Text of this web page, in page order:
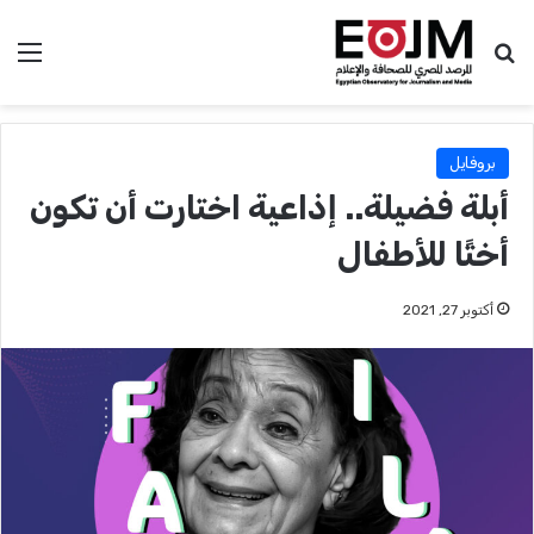
بحث عن
بروفايل
أبلة فضيلة.. إذاعية اختارت أن تكون
أختًا للأطفال
أكتوبر 27, 2021